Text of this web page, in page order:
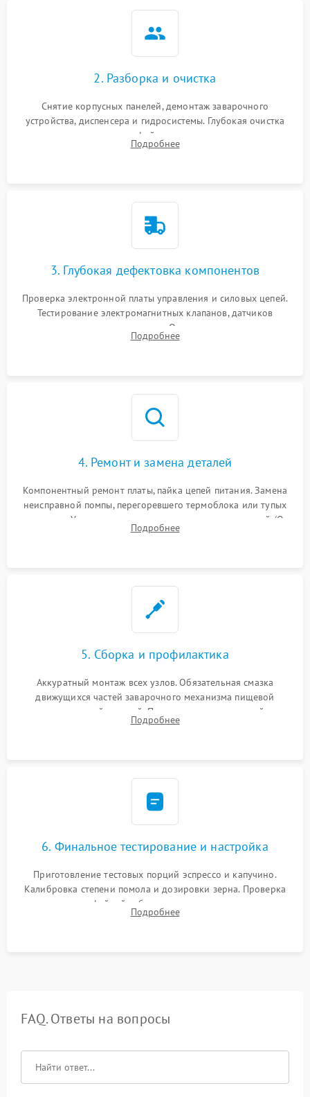
2. Разборка и очистка
Снятие корпусных панелей, демонтаж заварочного
устройства, диспенсера и гидросистемы. Глубокая очистка
внутренних узлов от кофейных масел, жмыха и накипи.
Промывка дренажных каналов и фильтров с использованием
Подробнее
3. Глубокая дефектовка компонентов
Проверка электронной платы управления и силовых цепей.
Тестирование электромагнитных клапанов, датчиков
температуры и расходомера. Оценка степени износа
жерновов кофемолки, уплотнительных колец гидросистемы
Подробнее
4. Ремонт и замена деталей
Компонентный ремонт платы, пайка цепей питания. Замена
неисправной помпы, перегоревшего термоблока или тупых
жерновов. Установка новых силиконовых уплотнителей (O-
ring) и тефлоновых трубок для надежного устранения
Подробнее
5. Сборка и профилактика
Аккуратный монтаж всех узлов. Обязательная смазка
движущихся частей заварочного механизма пищевой
силиконовой смазкой. Проведение программной
декальцинации и очистки системы от кофейных масел.
Подробнее
6. Финальное тестирование и настройка
Приготовление тестовых порций эспрессо и капучино.
Калибровка степени помола и дозировки зерна. Проверка
плотности кофейной таблетки, температуры напитка и
качества молочной пены. Контроль отсутствия посторонних
Подробнее
FAQ. Ответы на вопросы